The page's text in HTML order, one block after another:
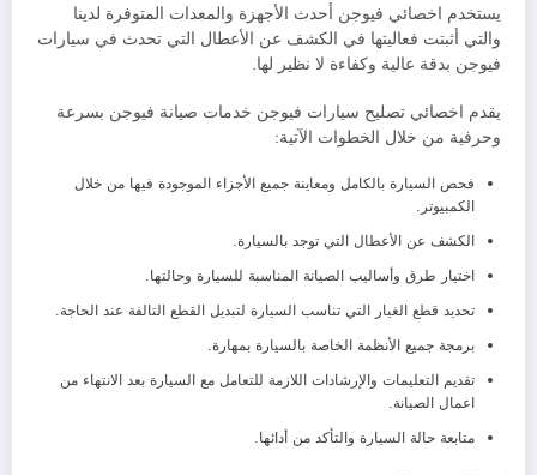
يستخدم اخصائي فيوجن أحدث الأجهزة والمعدات المتوفرة لدينا
والتي أثبتت فعاليتها في الكشف عن الأعطال التي تحدث في سيارات
فيوجن بدقة عالية وكفاءة لا نظير لها.
يقدم اخصائي تصليح سيارات فيوجن خدمات صيانة فيوجن بسرعة
وحرفية من خلال الخطوات الآتية:
فحص السيارة بالكامل ومعاينة جميع الأجزاء الموجودة فيها من خلال
الكمبيوتر.
الكشف عن الأعطال التي توجد بالسيارة.
اختيار طرق وأساليب الصيانة المناسبة للسيارة وحالتها.
تحديد قطع الغيار التي تناسب السيارة لتبديل القطع التالفة عند الحاجة.
برمجة جميع الأنظمة الخاصة بالسيارة بمهارة.
تقديم التعليمات والإرشادات اللازمة للتعامل مع السيارة بعد الانتهاء من
اعمال الصيانة.
متابعة حالة السيارة والتأكد من أدائها.